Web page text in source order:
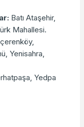
Batı Ataşehir,
Mahallesi.
Yenisahra,
Yedpa